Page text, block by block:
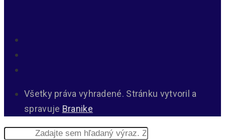
Všetky práva vyhradené. Stránku vytvoril a
spravuje Branike